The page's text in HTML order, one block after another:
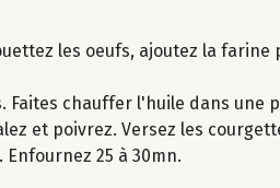
les oeufs, ajoutez la farine
Faites chauffer l'huile dans une
et poivrez. Versez les
25 à 30mn.